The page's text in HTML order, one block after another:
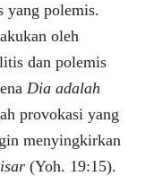
yang polemis.
oleh
dan polemis
Dia adalah
provokasi yang
menyingkirkan
(Yoh. 19:15).